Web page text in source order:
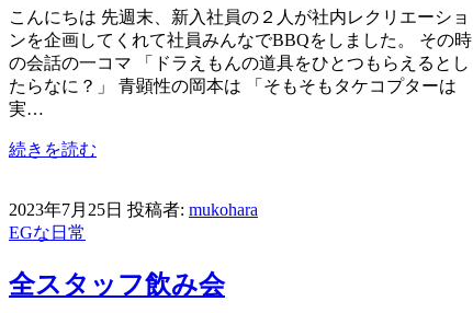
こんにちは 先週末、新入社員の２人が社内レクリエーショ
ンを企画してくれて社員みんなでBBQをしました。 その時
の会話の一コマ 「ドラえもんの道具をひとつもらえるとし
たらなに？」 青顕性の岡本は 「そもそもタケコプターは
実…
続きを読む
2023年7月25日 投稿者: mukohara
EGな日常
全スタッフ飲み会